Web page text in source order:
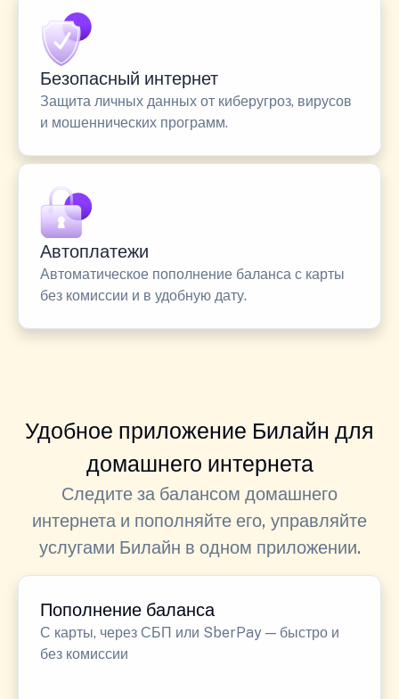
Безопасный интернет
Защита личных данных от киберугроз, вирусов
и мошеннических программ.
Автоплатежи
Автоматическое пополнение баланса с карты
без комиссии и в удобную дату.
Удобное приложение Билайн для
домашнего интернета
Следите за балансом домашнего
интернета и пополняйте его, управляйте
услугами Билайн в одном приложении.
Пополнение баланса
С карты, через СБП или SberPay — быстро и
без комиссии